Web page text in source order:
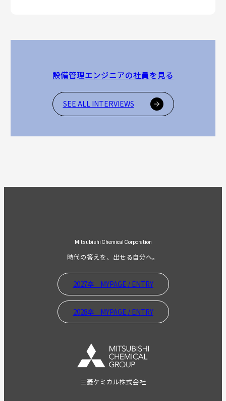
設備管理エンジニアの社員を見る
SEE ALL INTERVIEWS
Mitsubishi Chemical Corporation
時代の答えを、出せる自分へ。
2027卒 MYPAGE / ENTRY
2028卒 MYPAGE / ENTRY
三菱ケミカル株式会社